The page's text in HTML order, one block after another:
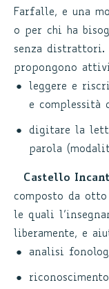
Farfalle, e una
o per chi ha
senza distrattori.
propongono
leggere e
e complessità
digitare la
parola
Castello
composto da
le quali
liberamente, e
analisi